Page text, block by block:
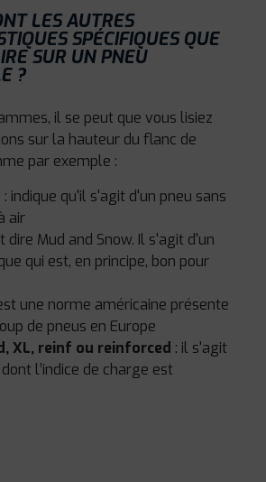
LES AUTRES
SPÉCIFIQUES QUE
SUR UN PNEU
?
il se peut que vous lisiez
sur la hauteur du flanc de
par exemple :
: indique qu'il s'agit d'un pneu sans
air
dire Mud and Snow. Il s'agit d'un
qui est, en principe, bon pour
une norme américaine présente
de pneus en Europe
XL, reinf ou reinforced : il s'agit
l’indice de charge est